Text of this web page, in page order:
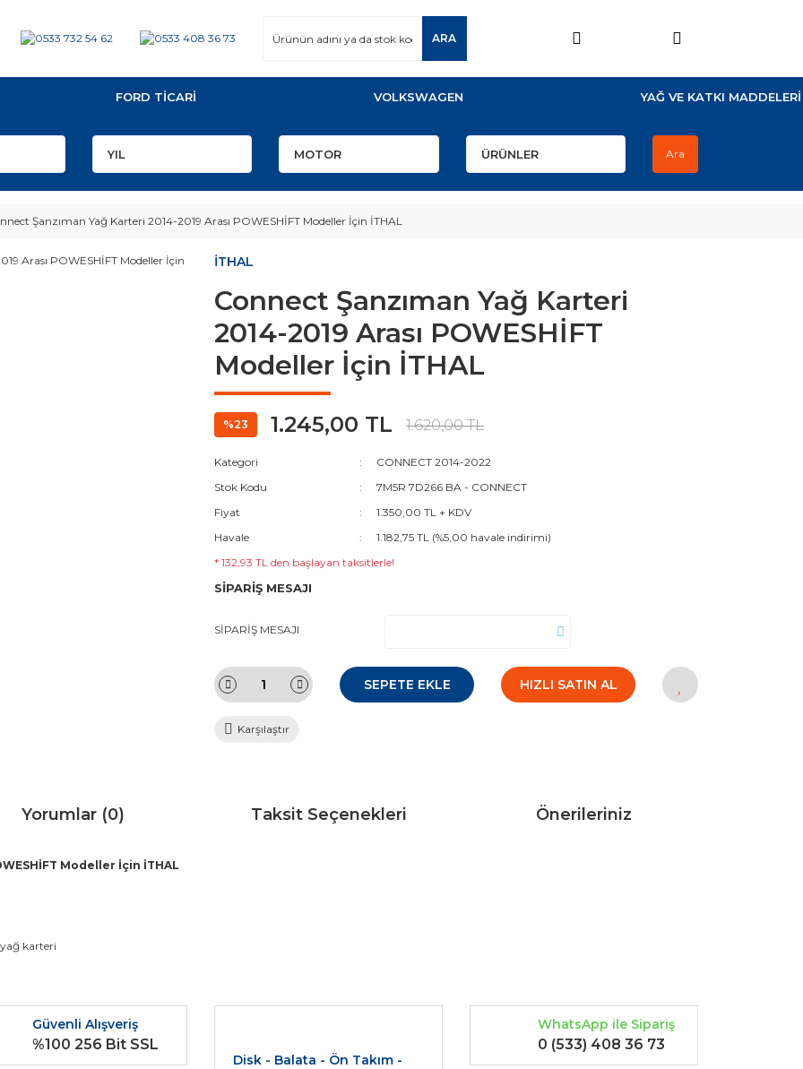
ARA
FORD TİCARİ VOLKSWAGEN YAĞ VE KATKI MADDELERİ
Ara
Şanzıman Yağ Karteri 2014-2019 Arası POWESHİFT Modeller İçin İTHAL
İTHAL
Connect Şanzıman Yağ Karteri
2014-2019 Arası POWESHİFT
Modeller İçin İTHAL
%23 1.245,00 TL 1.620,00 TL
Kategori
CONNECT 2014-2022
Stok Kodu
7M5R 7D266 BA - CONNECT
Fiyat
1.350,00 TL + KDV
Havale
1.182,75 TL (%5,00 havale indirimi)
* 132,93 TL den başlayan taksitlerle!
SİPARİŞ MESAJI
SİPARİŞ MESAJI
SEPETE EKLE HIZLI SATIN AL
Karşılaştır
Yorumlar (0) Taksit Seçenekleri Önerileriniz
Modeller İçin İTHAL
diğer konularda yetersiz gördüğünüz noktaları öneri formunu kullanarak tarafımıza iletebilirsiniz.
karteri
Güvenli Alışveriş
%100 256 Bit SSL
Disk - Balata - Ön Takım -
WhatsApp ile Sipariş
0 (533) 408 36 73